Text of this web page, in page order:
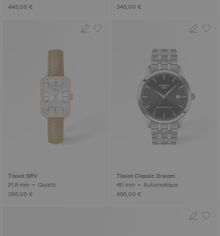
445,00 €
345,00 €
Tissot SRV
21.8 mm • Quartz
395,00 €
Tissot Classic Dream
40 mm • Automatique
495,00 €